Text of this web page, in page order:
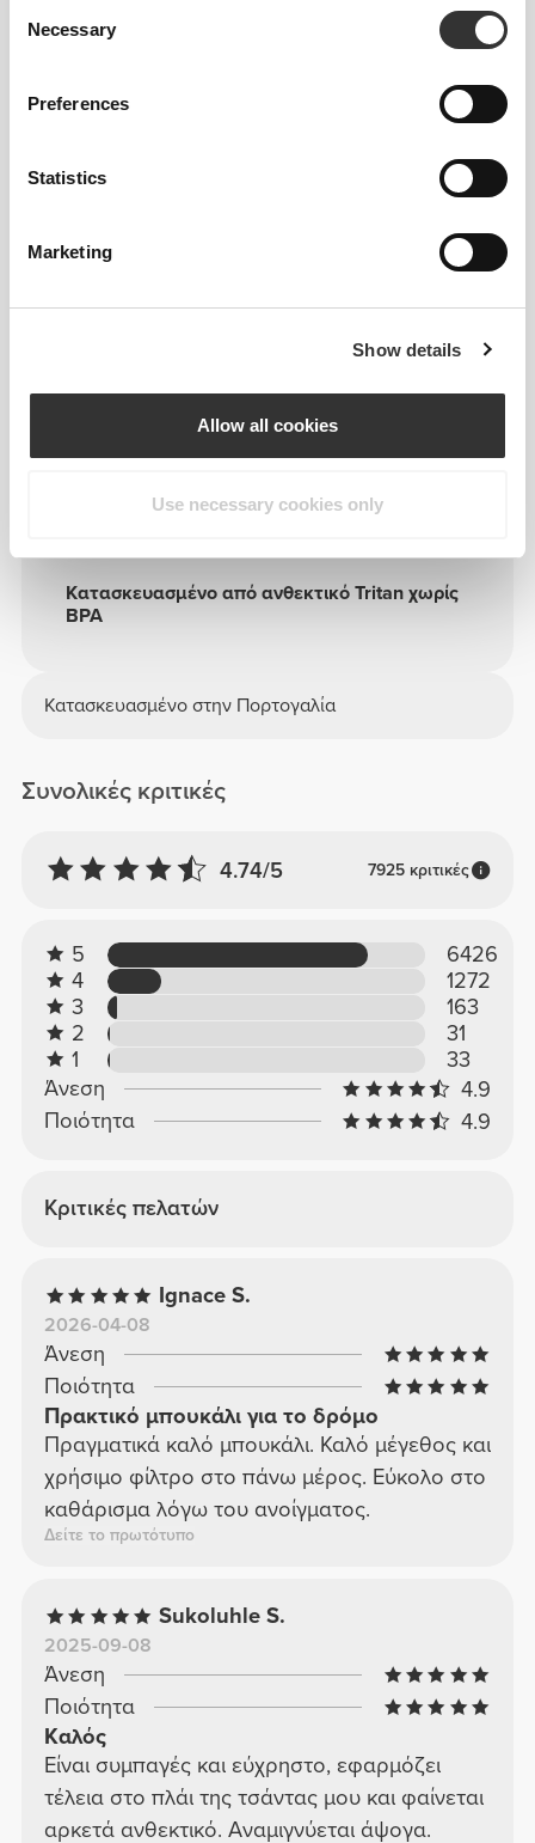
Selection
Necessary
Preferences
Statistics
Marketing
Show details
Allow all cookies
Use necessary cookies only
Σχεδιασμένο για να ταιριάζει στους τυπικούς σας
ποτηροθήκες, από το ποδήλατό σας μέχρι το
Η Fusion Μπουκάλι Σέικερ είναι κατασκευασμένη
Κατασκευασμένο από ανθεκτικό Tritan χωρίς
BPA
Κατάλληλο για το πλυντήριο πιάτων (μέγ.
60ºC/140ºF)
Κατασκευασμένο στην Πορτογαλία
Συνολικές κριτικές
4.74/5 7925 κριτικές
5
6426
4
1272
3
163
2
31
1
33
Άνεση
4.9
Ποιότητα
4.9
Κριτικές πελατών
Ignace S.
2026-04-08
Άνεση
Ποιότητα
Πρακτικό μπουκάλι για το δρόμο
Πραγματικά καλό μπουκάλι. Καλό μέγεθος και
χρήσιμο φίλτρο στο πάνω μέρος. Εύκολο στο
καθάρισμα λόγω του ανοίγματος.
Δείτε το πρωτότυπο
Sukoluhle S.
2025-09-08
Άνεση
Ποιότητα
Καλός
Είναι συμπαγές και εύχρηστο, εφαρμόζει
τέλεια στο πλάι της τσάντας μου και φαίνεται
αρκετά ανθεκτικό. Αναμιγνύεται άψογα.